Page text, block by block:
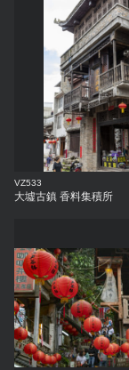
VZ533
大墟古鎮 香料集積所